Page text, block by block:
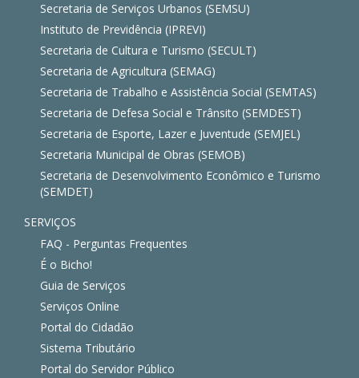
Secretaria de Serviços Urbanos (SEMSU)
Instituto de Previdência (IPREVI)
Secretaria de Cultura e Turismo (SECULT)
Secretaria de Agricultura (SEMAG)
Secretaria de Trabalho e Assistência Social (SEMTAS)
Secretaria de Defesa Social e Trânsito (SEMDEST)
Secretaria de Esporte, Lazer e Juventude (SEMJEL)
Secretaria Municipal de Obras (SEMOB)
Secretaria de Desenvolvimento Econômico e Turismo
(SEMDET)
SERVIÇOS
FAQ - Perguntas Frequentes
É o Bicho!
Guia de Serviços
Serviços Online
Portal do Cidadão
Sistema Tributário
Portal do Servidor Público